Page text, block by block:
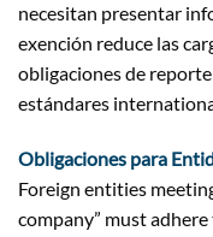
necesitan presentar
exención reduce las
obligaciones de
estándares
Obligaciones para
Foreign entities
company” must